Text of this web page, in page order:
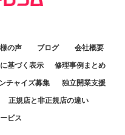
の声 ブログ 会社概要
基づく表示 修理事例まとめ
チャイズ募集 独立開業支援
正規店と非正規店の違い
ビス